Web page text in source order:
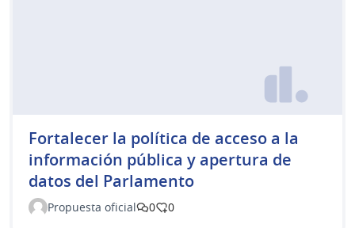
Fortalecer la política de acceso a la
información pública y apertura de
datos del Parlamento
Propuesta oficial 0 0